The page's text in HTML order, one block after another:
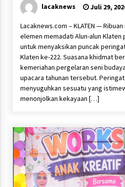
lacaknews Juli 29,
Lacaknews.com – KLATEN —
elemen memadati Alun-alun Klaten
untuk menyaksikan puncak
Klaten ke-222. Suasana khidmat
kemeriahan pergelaran seni
upacara tahunan tersebut.
menyuguhkan sesuatu yang
menonjolkan kekayaan […]